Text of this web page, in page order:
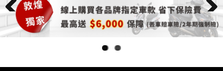
Previ
Next
Previ
Next